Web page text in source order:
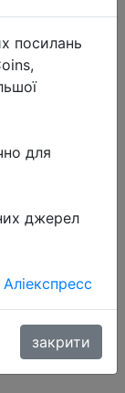
камера
6,5
моб�…
посилань
для
джерел
закрити